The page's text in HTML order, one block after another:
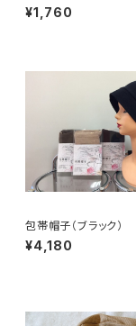
¥1,760
包帯帽子（ブラック）
¥4,180